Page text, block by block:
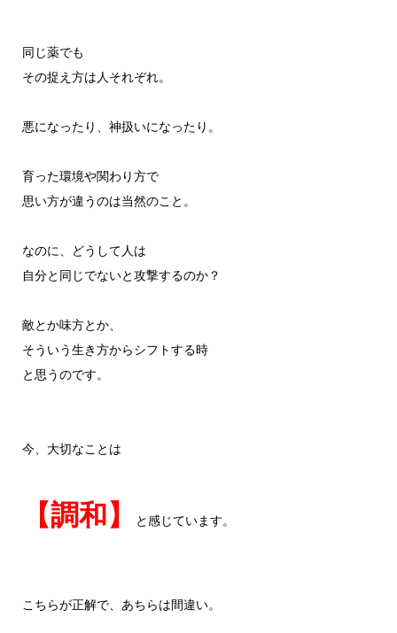
同じ薬でも
その捉え方は人それぞれ。
悪になったり、神扱いになったり。
育った環境や関わり方で
思い方が違うのは当然のこと。
なのに、どうして人は
自分と同じでないと攻撃するのか？
敵とか味方とか、
そういう生き方からシフトする時
と思うのです。
今、大切なことは
【調和】 と感じています。
こちらが正解で、あちらは間違い。